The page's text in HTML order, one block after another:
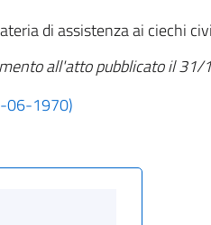
di assistenza ai ciechi
all'atto pubblicato il
06-1970)